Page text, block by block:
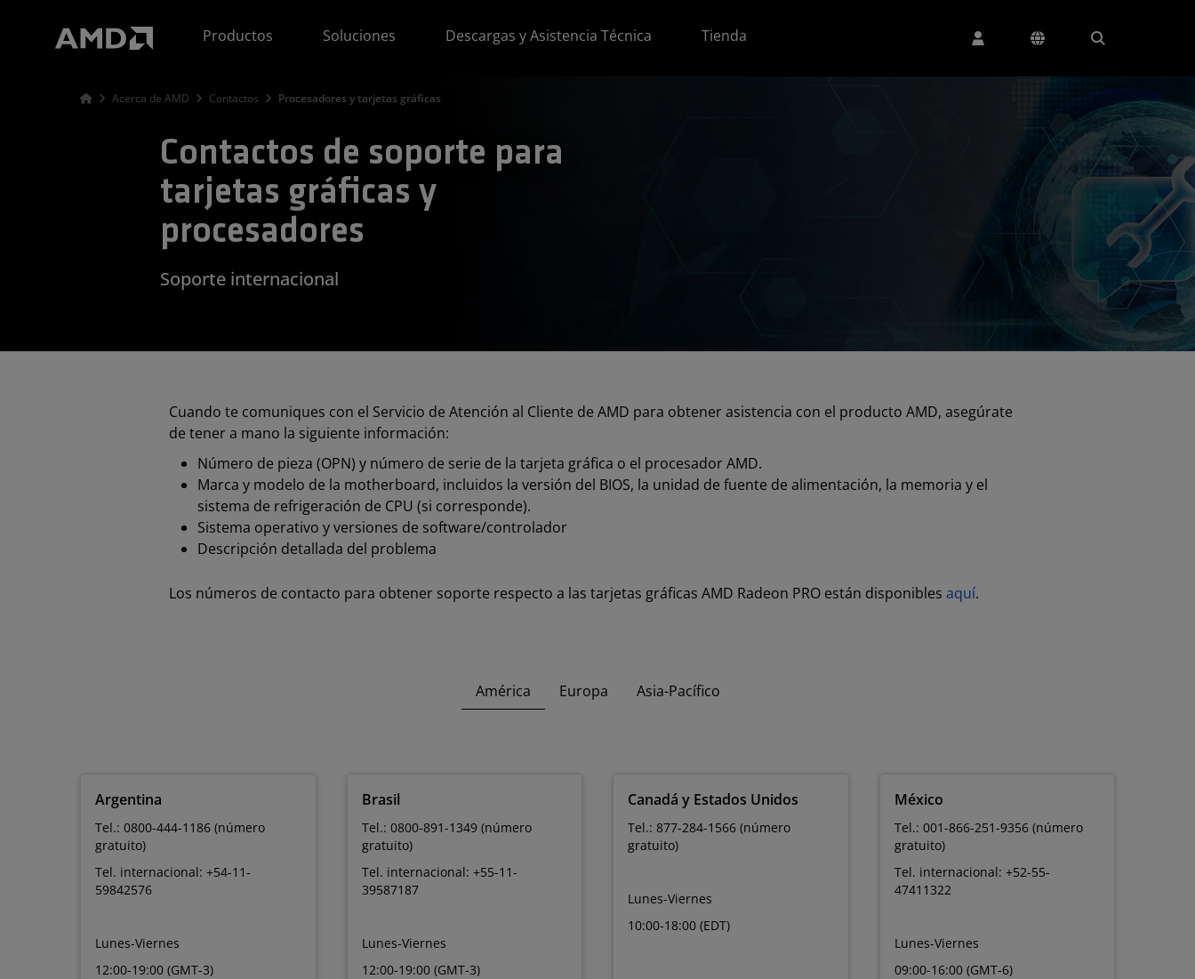
Productos
Soluciones Descargas y Asistencia Técnica Tienda
Acerca de AMD Contactos Procesadores y tarjetas gráficas
Contactos de soporte para
tarjetas gráficas y
procesadores
Soporte internacional
Cuando te comuniques con el Servicio de Atención al Cliente de AMD para obtener asistencia con el producto AMD, asegúrate
de tener a mano la siguiente información:
Número de pieza (OPN) y número de serie de la tarjeta gráfica o el procesador AMD.
Marca y modelo de la motherboard, incluidos la versión del BIOS, la unidad de fuente de alimentación, la memoria y el
sistema de refrigeración de CPU (si corresponde).
Sistema operativo y versiones de software/controlador
Descripción detallada del problema
Los números de contacto para obtener soporte respecto a las tarjetas gráficas AMD Radeon PRO están disponibles aquí.
América Europa Asia-Pacífico
Argentina
Tel.: 0800-444-1186 (número
gratuito)
Tel. internacional: +54-11-
59842576
Lunes-Viernes
12:00-19:00 (GMT-3)
Brasil
Tel.: 0800-891-1349 (número
gratuito)
Tel. internacional: +55-11-
39587187
Lunes-Viernes
12:00-19:00 (GMT-3)
Canadá y Estados Unidos
Tel.: 877-284-1566 (número
gratuito)
Lunes-Viernes
10:00-18:00 (EDT)
México
Tel.: 001-866-251-9356 (número
gratuito)
Tel. internacional: +52-55-
47411322
Lunes-Viernes
09:00-16:00 (GMT-6)